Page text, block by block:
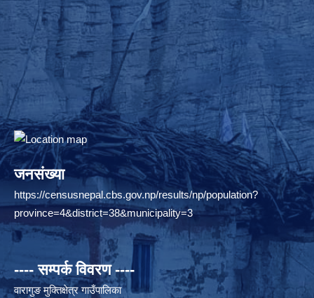
जनसंख्या
https://censusnepal.cbs.gov.np/results/np/population?
province=4&district=38&municipality=3
---- सम्पर्क विवरण ----
वारागुङ मुक्तिक्षेत्र गाउँपालिका